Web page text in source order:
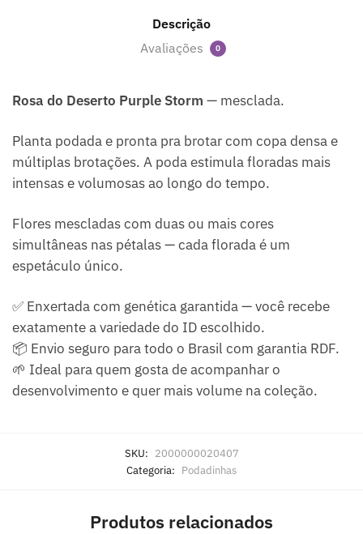
Descrição
Avaliações
0
Rosa do Deserto Purple Storm — mesclada.
Planta podada e pronta pra brotar com copa densa e
múltiplas brotações. A poda estimula floradas mais
intensas e volumosas ao longo do tempo.
Flores mescladas com duas ou mais cores
simultâneas nas pétalas — cada florada é um
espetáculo único.
✅ Enxertada com genética garantida — você recebe
exatamente a variedade do ID escolhido.
📦 Envio seguro para todo o Brasil com garantia RDF.
🌱 Ideal para quem gosta de acompanhar o
desenvolvimento e quer mais volume na coleção.
SKU: 2000000020407
Categoria: Podadinhas
Produtos relacionados